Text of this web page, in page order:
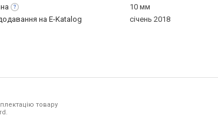
10 мм
на E-Katalog
січень 2018
товару